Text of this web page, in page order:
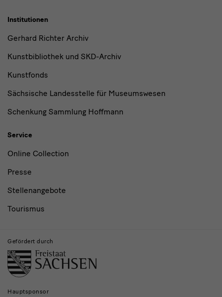
Institutionen
Gerhard Richter Archiv
Kunstbibliothek und SKD-Archiv
Kunstfonds
Sächsische Landesstelle für Museumswesen
Schenkung Sammlung Hoffmann
Service
Online Collection
Presse
Stellenangebote
Tourismus
Gefördert durch
Hauptsponsor